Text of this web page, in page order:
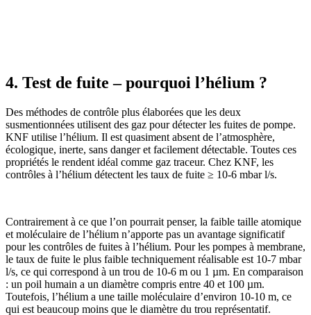
4. Test de fuite – pourquoi l’hélium ?
Des méthodes de contrôle plus élaborées que les deux
susmentionnées utilisent des gaz pour détecter les fuites de pompe.
KNF utilise l’hélium. Il est quasiment absent de l’atmosphère,
écologique, inerte, sans danger et facilement détectable. Toutes ces
propriétés le rendent idéal comme gaz traceur. Chez KNF, les
contrôles à l’hélium détectent les taux de fuite ≥ 10-6 mbar l/s.
Contrairement à ce que l’on pourrait penser, la faible taille atomique
et moléculaire de l’hélium n’apporte pas un avantage significatif
pour les contrôles de fuites à l’hélium. Pour les pompes à membrane,
le taux de fuite le plus faible techniquement réalisable est 10-7 mbar
l/s, ce qui correspond à un trou de 10-6 m ou 1 µm. En comparaison
: un poil humain a un diamètre compris entre 40 et 100 µm.
Toutefois, l’hélium a une taille moléculaire d’environ 10-10 m, ce
qui est beaucoup moins que le diamètre du trou représentatif.